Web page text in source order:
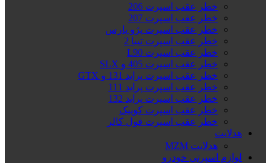
خطر عقب اسپرت 206
خطر عقب اسپرت 207
خطر عقب اسپرت پژو پارس
خطر عقب اسپرت تیبا 2
خطر عقب اسپرت L90
خطر عقب اسپرت 405 و SLX
خطر عقب اسپرت پراید 131 و GTX
خطر عقب اسپرت پراید 111
خطر عقب اسپرت پراید 132
خطر عقب اسپرت کوییک
خطر عقب اسپرت فول کالر
هدلایت
هدلایت MZM
لوازم اسپرتی خودرو